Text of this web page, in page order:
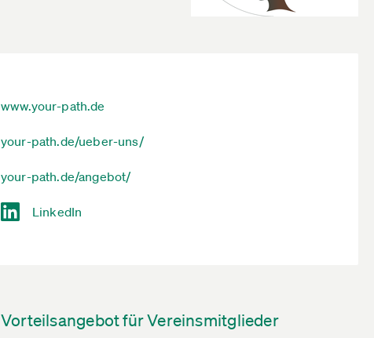
www.your-path.de
your-path.de/ueber-uns/
your-path.de/angebot/
LinkedIn
Vorteilsangebot für Vereinsmitglieder